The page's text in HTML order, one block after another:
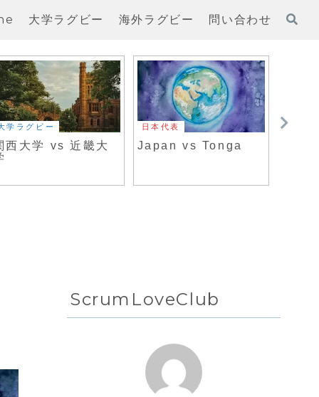
大学ラグビー 海外ラグビー 問い合わせ
学ラグビー
西大学 vs 近畿大
日本代表
Japan vs Tonga
大学ラ
ScrumLoveClub